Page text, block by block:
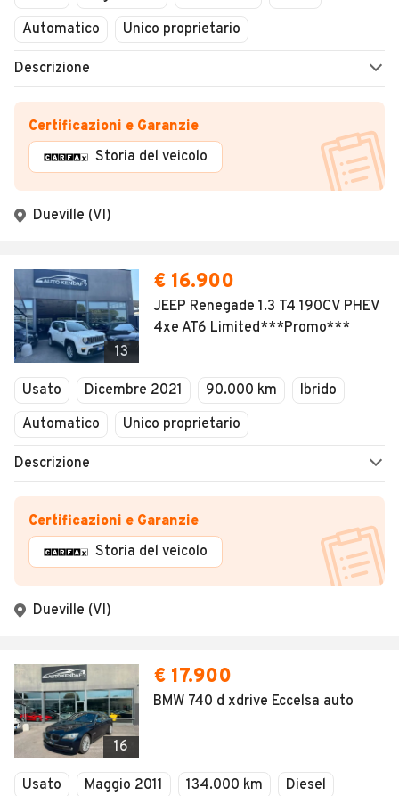
Automatico
Unico proprietario
Descrizione
Certificazioni e Garanzie
Storia del veicolo
Dueville (VI)
13
€ 16.900
JEEP Renegade 1.3 T4 190CV PHEV
4xe AT6 Limited***Promo***
Usato Dicembre 2021 90.000 km
Ibrido
Automatico
Unico proprietario
Descrizione
Certificazioni e Garanzie
Storia del veicolo
Dueville (VI)
16
€ 17.900
BMW 740 d xdrive Eccelsa auto
Usato Maggio 2011 134.000 km
Diesel